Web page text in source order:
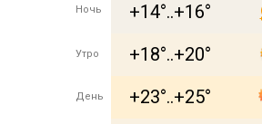
Ночь +14°..+16°
Утро +18°..+20°
День +23°..+25°